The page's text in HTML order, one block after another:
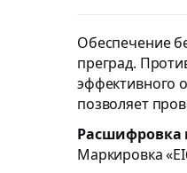
Обеспечение
преград.
эффективного
позволяет
Расшифровка
Маркировка